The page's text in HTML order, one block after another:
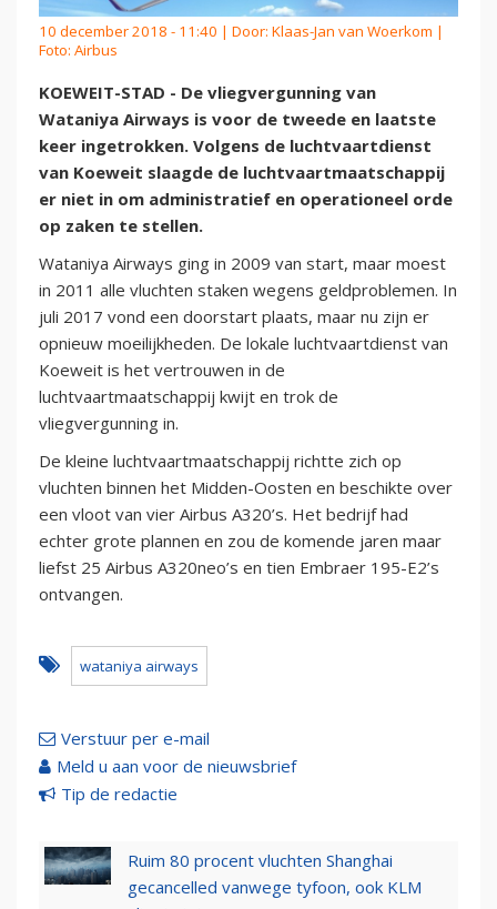
10 december 2018 - 11:40 | Door: Klaas-Jan van Woerkom |
Foto: Airbus
KOEWEIT-STAD - De vliegvergunning van
Wataniya Airways is voor de tweede en laatste
keer ingetrokken. Volgens de luchtvaartdienst
van Koeweit slaagde de luchtvaartmaatschappij
er niet in om administratief en operationeel orde
op zaken te stellen.
Wataniya Airways ging in 2009 van start, maar moest
in 2011 alle vluchten staken wegens geldproblemen. In
juli 2017 vond een doorstart plaats, maar nu zijn er
opnieuw moeilijkheden. De lokale luchtvaartdienst van
Koeweit is het vertrouwen in de
luchtvaartmaatschappij kwijt en trok de
vliegvergunning in.
De kleine luchtvaartmaatschappij richtte zich op
vluchten binnen het Midden-Oosten en beschikte over
een vloot van vier Airbus A320’s. Het bedrijf had
echter grote plannen en zou de komende jaren maar
liefst 25 Airbus A320neo’s en tien Embraer 195-E2’s
ontvangen.
wataniya airways
Verstuur per e-mail
Meld u aan voor de nieuwsbrief
Tip de redactie
Ruim 80 procent vluchten Shanghai
gecancelled vanwege tyfoon, ook KLM